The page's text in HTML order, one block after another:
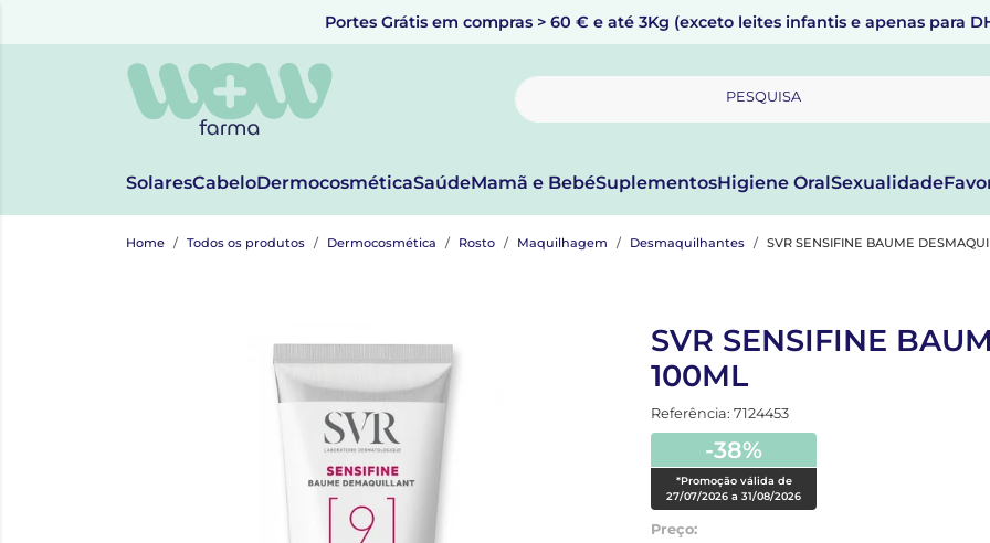
Portes Grátis em compras > 60 € e até 3Kg (exceto leites infantis e apenas para
PESQUISA
SolaresCabeloDermocosméticaSaúdeMamã e BebéSuplementosHigiene OralSexualidade
Home Todos os produtos Dermocosmética Rosto Maquilhagem Desmaquilhantes SVR SENSIFINE BAUME
SVR SENSIFINE
100ML
Referência: 7124453
-38%
*Promoção válida de
27/07/2026 a 31/08/2026
Preço: